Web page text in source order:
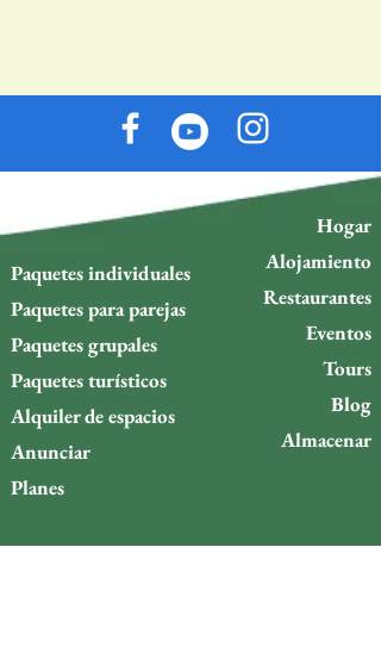
Paquetes individuales
Paquetes para parejas
Paquetes grupales
Paquetes turísticos
Alquiler de espacios
Anunciar
Planes
Hogar
Alojamiento
Restaurantes
Eventos
Tours
Blog
Almacenar
Política de cambios